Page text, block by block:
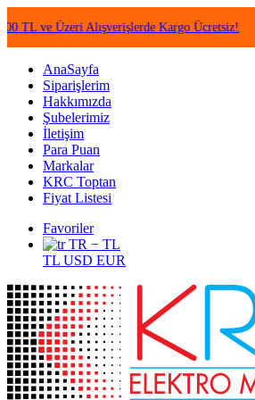
Üzeri Alışverişlerde Kargo Ücretsiz! •
AnaSayfa
Siparişlerim
Hakkımızda
Şubelerimiz
İletişim
Para Puan
Markalar
KRC Toptan
Fiyat Listesi
Favoriler
TR − TL
TL USD EUR